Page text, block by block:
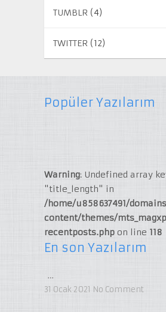
TUMBLR (4)
TWITTER (12)
Popüler Yazılarım
Warning: Undefined array
"title_length" in
/home/u858637491/
content/themes/
recentposts.phpon line 118
En son Yazılarım
…
31 Ocak 2021 No Comment